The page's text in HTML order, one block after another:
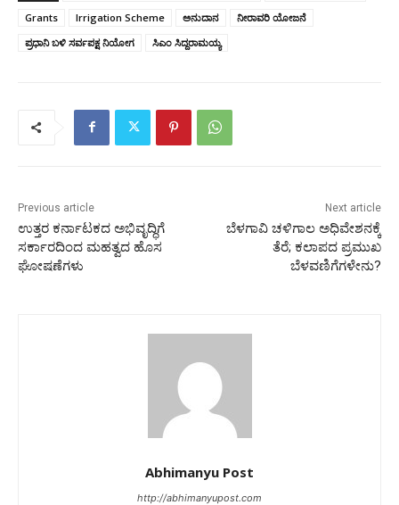
Grants
Irrigation Scheme ಅನುದಾನ
ನೀರಾವರಿ ಯೋಜನೆ
ಪ್ರಧಾನಿ ಬಳಿ ಸರ್ವಪಕ್ಷ ನಿಯೋಗ
ಸಿಎಂ ಸಿದ್ದರಾಮಯ್ಯ
Previous article
ಉತ್ತರ ಕರ್ನಾಟಕದ ಅಭಿವೃದ್ಧಿಗೆ
ಸರ್ಕಾರದಿಂದ ಮಹತ್ವದ ಹೊಸ
ಘೋಷಣೆಗಳು
Next article
ಬೆಳಗಾವಿ ಚಳಿಗಾಲ ಅಧಿವೇಶನಕ್ಕೆ
ತೆರೆ; ಕಲಾಪದ ಪ್ರಮುಖ
ಬೆಳವಣಿಗೆಗಳೇನು?
Abhimanyu Post
http://abhimanyupost.com